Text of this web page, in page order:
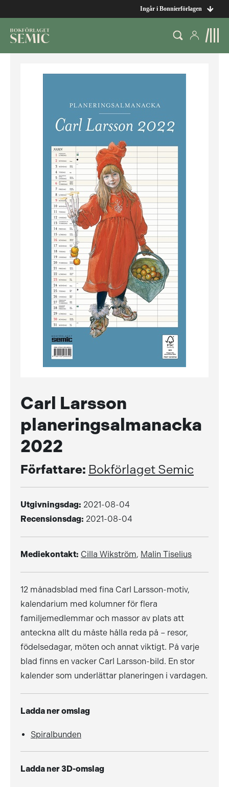
Ingår i Bonnierförlagen
Carl Larsson
planeringsalmanacka
2022
Författare: Bokförlaget Semic
Utgivningsdag: 2021-08-04
Recensionsdag: 2021-08-04
Mediekontakt: Cilla Wikström, Malin Tiselius
12 månadsblad med fina Carl Larsson-motiv,
kalendarium med kolumner för flera
familjemedlemmar och massor av plats att
anteckna allt du måste hålla reda på – resor,
födelsedagar, möten och annat viktigt. På varje
blad finns en vacker Carl Larsson-bild. En stor
kalender som underlättar planeringen i vardagen.
Ladda ner omslag
Spiralbunden
Ladda ner 3D-omslag